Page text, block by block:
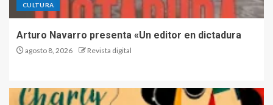
CULTURA
Arturo Navarro presenta «Un editor en dictadura
agosto 8, 2026 Revista digital